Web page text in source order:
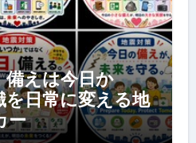
備えは今日か
を日常に変える地
ー